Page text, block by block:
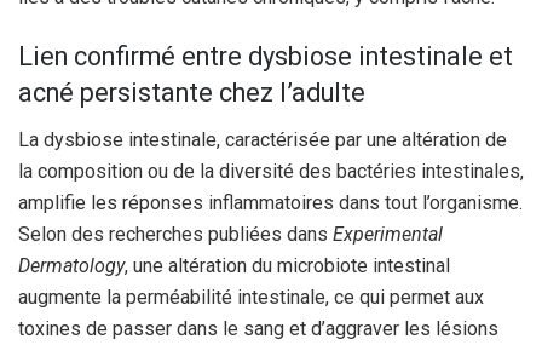
Lien confirmé entre dysbiose intestinale et
acné persistante chez l’adulte
La dysbiose intestinale, caractérisée par une altération de
la composition ou de la diversité des bactéries intestinales,
amplifie les réponses inflammatoires dans tout l’organisme.
Selon des recherches publiées dans Experimental
Dermatology, une altération du microbiote intestinal
augmente la perméabilité intestinale, ce qui permet aux
toxines de passer dans le sang et d’aggraver les lésions